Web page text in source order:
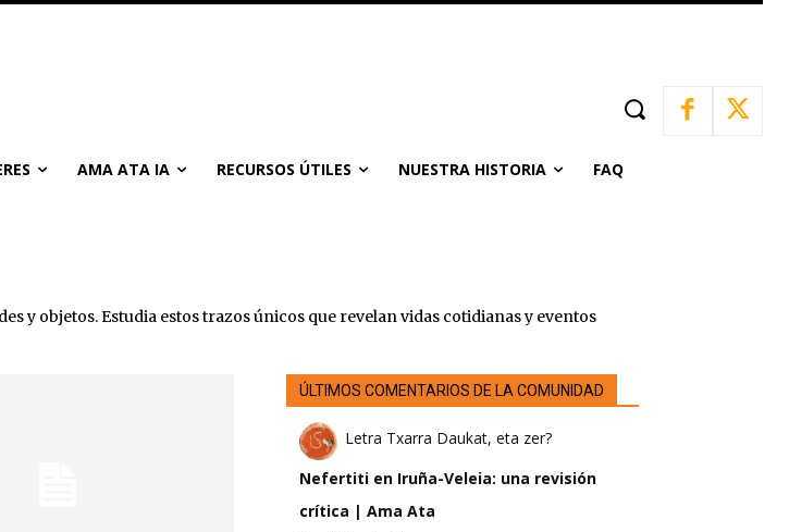
AMA ATA IA RECURSOS ÚTILES NUESTRA HISTORIA FAQ
y objetos. Estudia estos trazos únicos que revelan vidas cotidianas y eventos
ÚLTIMOS COMENTARIOS DE LA COMUNIDAD
Letra Txarra Daukat, eta zer?
Nefertiti en Iruña-Veleia: una revisión
crítica | Ama Ata